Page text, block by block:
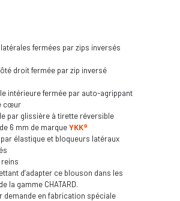
fermées par zips inversés
droit fermée par zip inversé
intérieure fermée par auto-agrippant
cœur
par glissière à tirette réversible
6 mm de marqueYKK®
élastique et bloqueurs latéraux
d’adapter ce blouson dans les
la gamme CHATARD.
en fabrication spéciale